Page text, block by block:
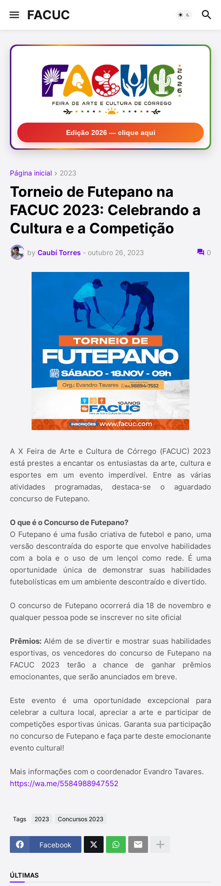
FACUC
Edição 2026 — clique aqui
Página inicial 2023
Torneio de Futepano na
FACUC 2023: Celebrando a
Cultura e a Competição
by Caubí Torres - outubro 26, 2023 0
A X Feira de Arte e Cultura de Córrego (FACUC) 2023
está prestes a encantar os entusiastas da arte, cultura e
esportes em um evento imperdível. Entre as várias
atividades programadas, destaca-se o aguardado
concurso de Futepano.
O que é o Concurso de Futepano?
O Futepano é uma fusão criativa de futebol e pano, uma
versão descontraída do esporte que envolve habilidades
com a bola e o uso de um lençol como rede. É uma
oportunidade única de demonstrar suas habilidades
futebolísticas em um ambiente descontraído e divertido.
O concurso de Futepano ocorrerá dia 18 de novembro e
qualquer pessoa pode se inscrever no site oficial
Prêmios: Além de se divertir e mostrar suas habilidades
esportivas, os vencedores do concurso de Futepano na
FACUC 2023 terão a chance de ganhar prêmios
emocionantes, que serão anunciados em breve.
Este evento é uma oportunidade excepcional para
celebrar a cultura local, apreciar a arte e participar de
competições esportivas únicas. Garanta sua participação
no concurso de Futepano e faça parte deste emocionante
evento cultural!
Mais informações com o coordenador Evandro Tavares.
https://wa.me/5584988947552
Tags 2023 Concursos 2023
Facebook
ÚLTIMAS